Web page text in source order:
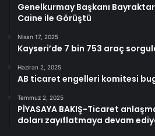
Genelkurmay Başkanı
Caine ile Görüştü
Nisan 17, 2025
Kayseri’de 7 bin 753 araç
Haziran 2, 2025
AB ticaret engelleri komitesi
Temmuz 2, 2025
PİYASAYA BAKIŞ-Ticaret
doları zayıflatmaya devam